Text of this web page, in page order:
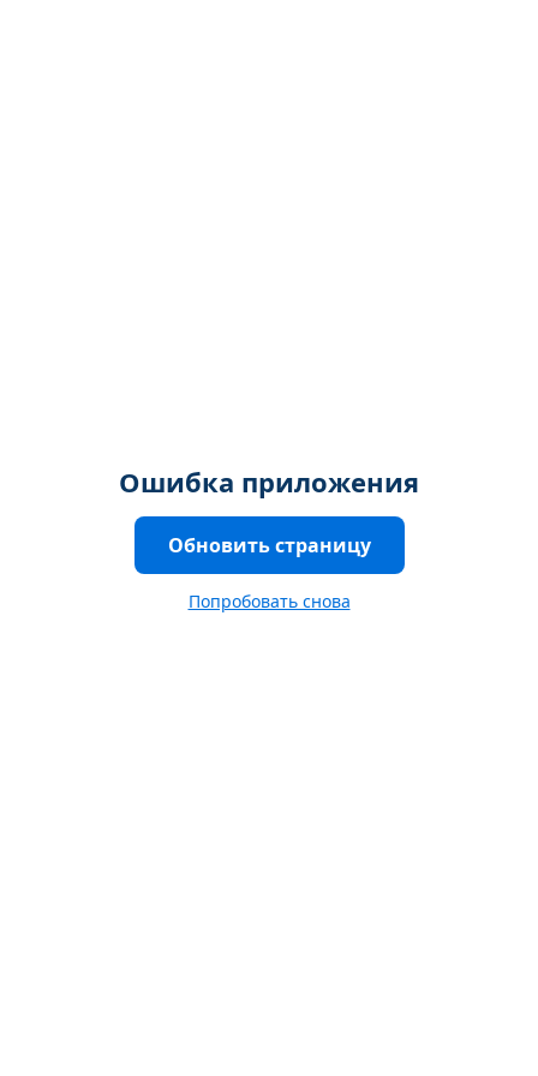
Ошибка приложения
Обновить страницу
Попробовать снова